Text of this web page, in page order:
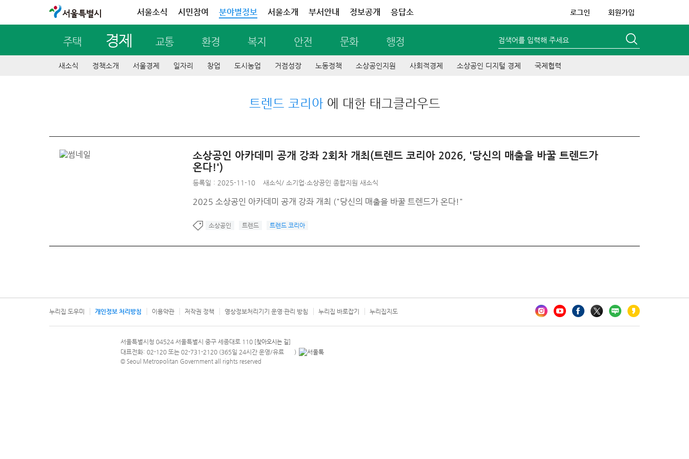
서울특별시 서울소식 시민참여 분야별정보 서울소개 부서안내 정보공개 응답소 로그인 회원가입
주택 경제 교통 환경 복지 안전 문화 행정 검색어를 입력해 주세요
새소식 정책소개 서울경제 일자리 창업 도시농업 거점성장 노동정책 소상공인지원 사회적경제 소상공인 디지털 경제 국제협력
트렌드 코리아에 대한 태그클라우드
소상공인 아카데미 공개 강좌 2회차 개최(트렌드 코리아 2026, '당신의 매출을 바꿀 트렌드가
온다!')
등록일 : 2025-11-10 새소식/ 소기업∙소상공인 종합지원 새소식
2025 소상공인 아카데미 공개 강좌 개최 ("당신의 매출을 바꿀 트렌드가 온다!"
소상공인 트렌드 트렌드 코리아
누리집 도우미 개인정보 처리방침 이용약관 저작권 정책 영상정보처리기기 운영·관리 방침 누리집 바로잡기 누리집지도
문의 전화번호 120, 120 다산콜재단
서울특별시청 04524 서울특별시 중구 세종대로 110 [찾아오시는 길]
대표전화: 02-120 또는 02-731-2120 (365일 24시간 운영/유료 안내팝업 열기
)
© Seoul Metropolitan Government all rights reserved